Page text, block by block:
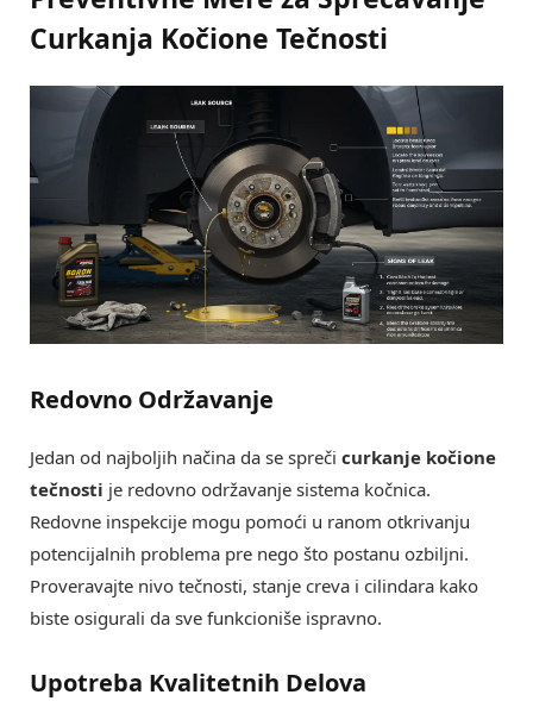
Curkanja Kočione Tečnosti
Redovno Održavanje
Jedan od najboljih načina da se spreči curkanje kočione
tečnosti je redovno održavanje sistema kočnica.
Redovne inspekcije mogu pomoći u ranom otkrivanju
potencijalnih problema pre nego što postanu ozbiljni.
Proveravajte nivo tečnosti, stanje creva i cilindara kako
biste osigurali da sve funkcioniše ispravno.
Upotreba Kvalitetnih Delova